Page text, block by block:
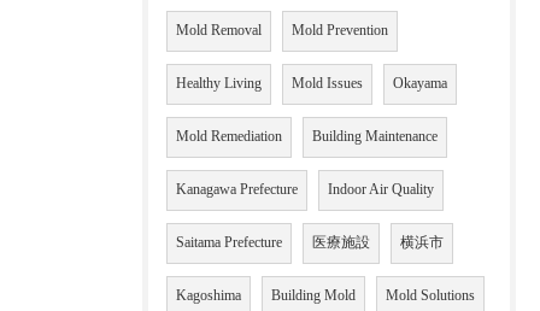
Mold Removal Mold Prevention
Healthy Living Mold Issues Okayama
Mold Remediation Building Maintenance
Kanagawa Prefecture Indoor Air Quality
Saitama Prefecture 医療施設 横浜市
Kagoshima Building Mold Mold Solutions